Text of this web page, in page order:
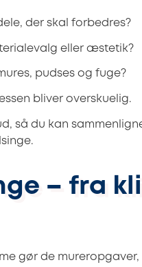
der skal forbedres?
eller æstetik?
pudses og fuge?
bliver overskuelig.
så du kan
– fra
gør de mureropgaver,